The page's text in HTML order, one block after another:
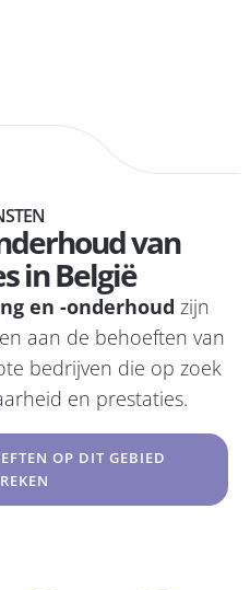
van
in België
en -onderhoud zijn
aan de behoeften van
bedrijven die op zoek
en prestaties.
OP DIT GEBIED